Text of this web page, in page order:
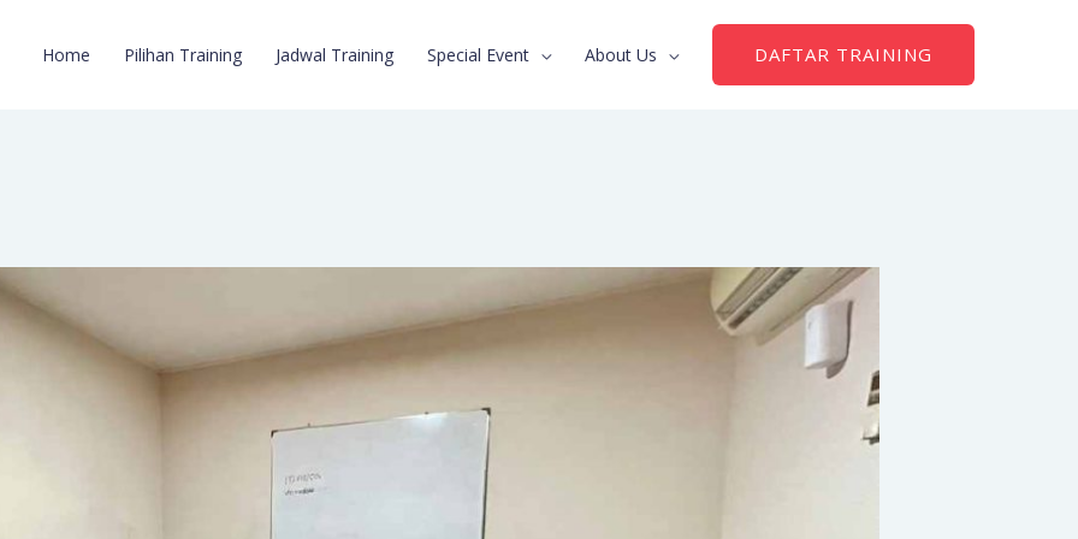
Home Pilihan Training Jadwal Training Special Event About Us DAFTAR TRAINING